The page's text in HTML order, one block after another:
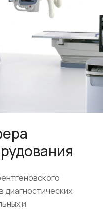
диагностических
и